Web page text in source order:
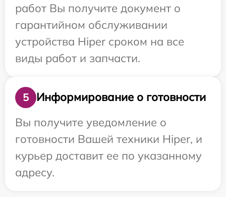
работ Вы получите документ о
гарантийном обслуживании
устройства Hiper сроком на все
виды работ и запчасти.
5
Информирование о готовности
Вы получите уведомление о
готовности Вашей техники Hiper, и
курьер доставит ее по указанному
адресу.